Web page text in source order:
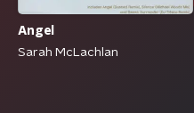
Angel
Sarah McLachlan